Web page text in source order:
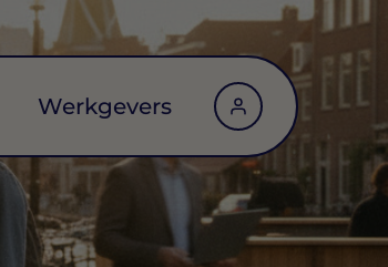
Werkgevers